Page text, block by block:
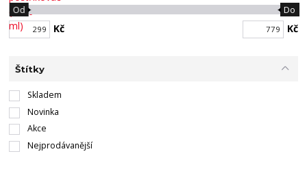
Kč
Od Do
Kč
Štítky
Skladem
Novinka
Akce
Nejprodávanější